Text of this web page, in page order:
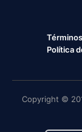
Política
Copyright ©